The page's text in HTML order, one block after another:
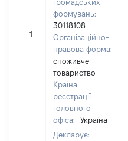
1
громадських
формувань:
30118108
Організаційно-
правова форма:
споживче
товариство
Країна
реєстрації
головного
офіса:
Україна
Декларує: